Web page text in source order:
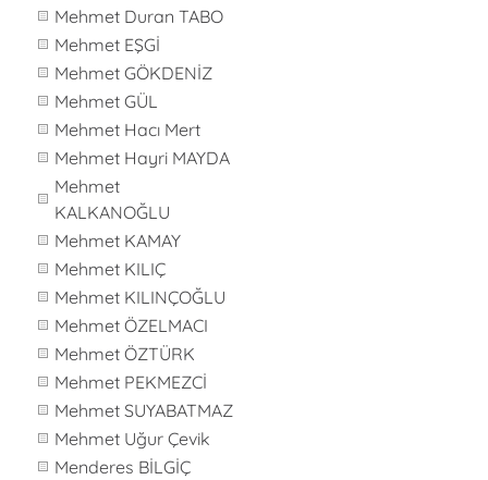
Mehmet Duran TABO
Mehmet EŞGİ
Mehmet GÖKDENİZ
Mehmet GÜL
Mehmet Hacı Mert
Mehmet Hayri MAYDA
Mehmet
KALKANOĞLU
Mehmet KAMAY
Mehmet KILIÇ
Mehmet KILINÇOĞLU
Mehmet ÖZELMACI
Mehmet ÖZTÜRK
Mehmet PEKMEZCİ
Mehmet SUYABATMAZ
Mehmet Uğur Çevik
Menderes BİLGİÇ